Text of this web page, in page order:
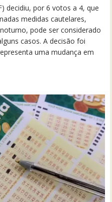
decidiu, por 6 votos a 4, que
medidas cautelares,
pode ser considerado
casos. A decisão foi
uma mudança em